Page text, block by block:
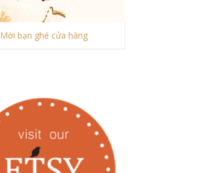
Mời bạn ghé cửa hàng